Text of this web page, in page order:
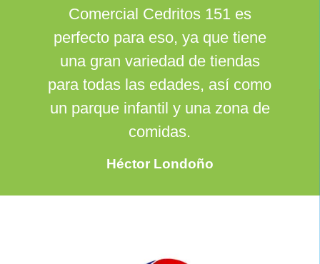
Comercial Cedritos 151 es
perfecto para eso, ya que tiene
una gran variedad de tiendas
para todas las edades, así como
un parque infantil y una zona de
comidas.
Héctor Londoño